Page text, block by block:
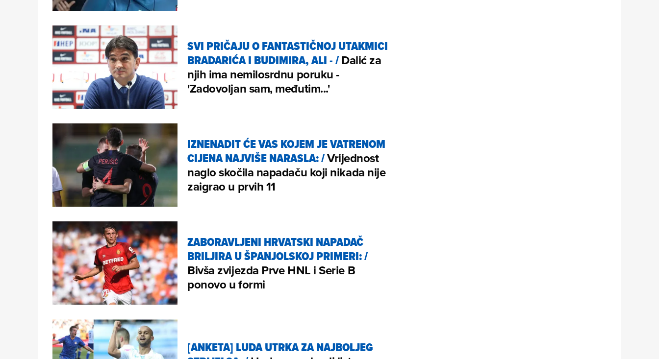
SVI PRIČAJU O FANTASTIČNOJ UTAKMICI
BRADARIĆA I BUDIMIRA, ALI -/Dalić za
njih ima nemilosrdnu poruku -
'Zadovoljan sam, međutim...'
IZNENADIT ĆE VAS KOJEM JE VATRENOM
CIJENA NAJVIŠE NARASLA:/Vrijednost
naglo skočila napadaču koji nikada nije
zaigrao u prvih 11
ZABORAVLJENI HRVATSKI NAPADAČ
BRILJIRA U ŠPANJOLSKOJ PRIMERI:/
Bivša zvijezda Prve HNL i Serie B
ponovo u formi
[ANKETA] LUDA UTRKA ZA NAJBOLJEG